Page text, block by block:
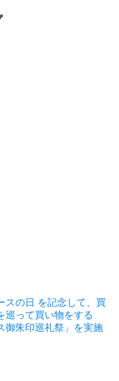
スの日 を記念して、買
巡って買い物をする
御朱印巡礼祭」を実施